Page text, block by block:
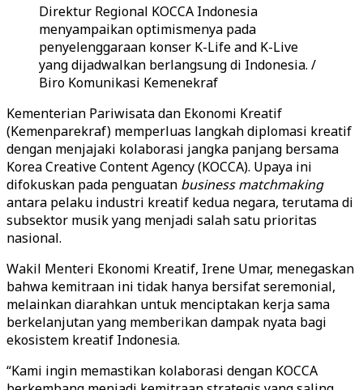
Direktur Regional KOCCA Indonesia
menyampaikan optimismenya pada
penyelenggaraan konser K-Life and K-Live
yang dijadwalkan berlangsung di Indonesia. /
Biro Komunikasi Kemenekraf
Kementerian Pariwisata dan Ekonomi Kreatif
(Kemenparekraf) memperluas langkah diplomasi kreatif
dengan menjajaki kolaborasi jangka panjang bersama
Korea Creative Content Agency (KOCCA). Upaya ini
difokuskan pada penguatan business matchmaking
antara pelaku industri kreatif kedua negara, terutama di
subsektor musik yang menjadi salah satu prioritas
nasional.
Wakil Menteri Ekonomi Kreatif, Irene Umar, menegaskan
bahwa kemitraan ini tidak hanya bersifat seremonial,
melainkan diarahkan untuk menciptakan kerja sama
berkelanjutan yang memberikan dampak nyata bagi
ekosistem kreatif Indonesia.
“Kami ingin memastikan kolaborasi dengan KOCCA